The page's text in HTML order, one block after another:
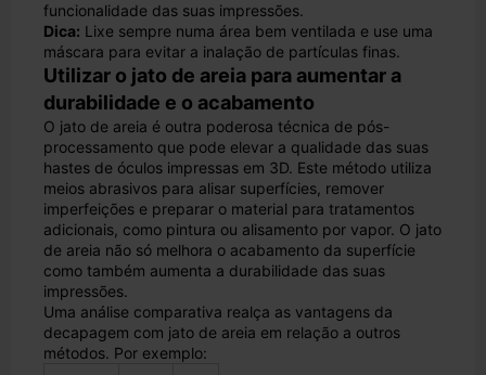
funcionalidade das suas impressões.
Dica: Lixe sempre numa área bem ventilada e use uma
máscara para evitar a inalação de partículas finas.
Utilizar o jato de areia para aumentar a
durabilidade e o acabamento
O jato de areia é outra poderosa técnica de pós-
processamento que pode elevar a qualidade das suas
hastes de óculos impressas em 3D. Este método utiliza
meios abrasivos para alisar superfícies, remover
imperfeições e preparar o material para tratamentos
adicionais, como pintura ou alisamento por vapor. O jato
de areia não só melhora o acabamento da superfície
como também aumenta a durabilidade das suas
impressões.
Uma análise comparativa realça as vantagens da
decapagem com jato de areia em relação a outros
métodos. Por exemplo: